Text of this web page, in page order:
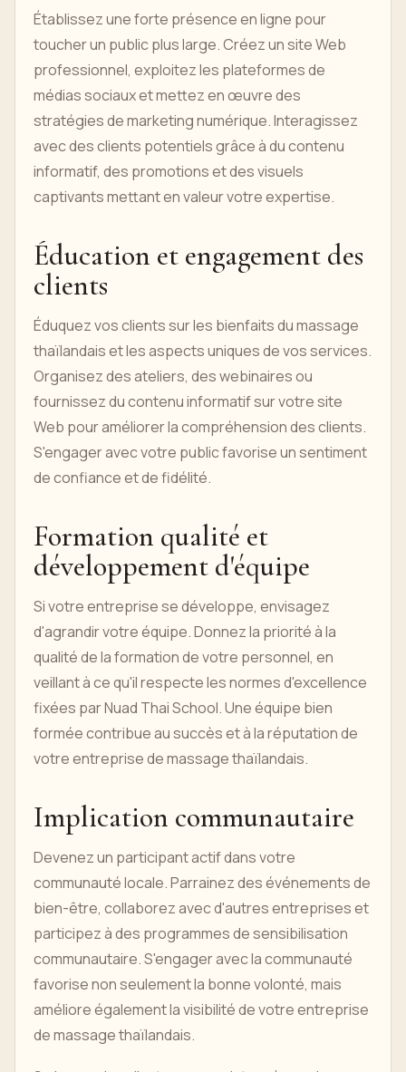
Établissez une forte présence en ligne pour
toucher un public plus large. Créez un site Web
professionnel, exploitez les plateformes de
médias sociaux et mettez en œuvre des
stratégies de marketing numérique. Interagissez
avec des clients potentiels grâce à du contenu
informatif, des promotions et des visuels
captivants mettant en valeur votre expertise.
Éducation et engagement des
clients
Éduquez vos clients sur les bienfaits du massage
thaïlandais et les aspects uniques de vos services.
Organisez des ateliers, des webinaires ou
fournissez du contenu informatif sur votre site
Web pour améliorer la compréhension des clients.
S'engager avec votre public favorise un sentiment
de confiance et de fidélité.
Formation qualité et
développement d'équipe
Si votre entreprise se développe, envisagez
d'agrandir votre équipe. Donnez la priorité à la
qualité de la formation de votre personnel, en
veillant à ce qu'il respecte les normes d'excellence
fixées par Nuad Thai School. Une équipe bien
formée contribue au succès et à la réputation de
votre entreprise de massage thaïlandais.
Implication communautaire
Devenez un participant actif dans votre
communauté locale. Parrainez des événements de
bien-être, collaborez avec d'autres entreprises et
participez à des programmes de sensibilisation
communautaire. S'engager avec la communauté
favorise non seulement la bonne volonté, mais
améliore également la visibilité de votre entreprise
de massage thaïlandais.